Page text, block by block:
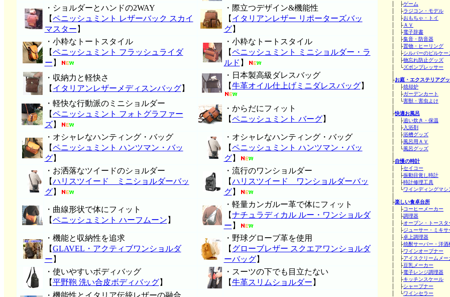
│ ├ゲーム
│ ├ラジコン・モデル
│ ├おもちゃ・トイ
│ ├ＡＶ
│ ├電子辞書
│ ├集音・防音器
│ ├置物・ヒーリング
│ ├シルバーのピルケー
│ ├物忘れ防止グッズ
│ └ズボンプレッサー
├お庭・エクステリアグ
│ ├焼却炉
│ ├ガーデンカート
│ └害獣・害虫よけ
├快適お風呂
│ ├追い炊き・保温
│ ├入浴剤
│ ├浴槽グッズ
│ ├風呂用ＡＶ
│ └風呂グッズ
├自慢の時計
│ ├セイコー
│ ├振動目覚し時計
│ ├時計修理工具
│ └ワインディングマシ
├楽しい食卓台所
│ ├コーヒーメーカー
│ ├調理器
│ ├オーブン・トースタ
│ ├ジューサー・ミキサ
│ ├卓上調理器
│ ├焼酎サーバー・洋酒
│ ├ワインオープナー
│ ├アイスクリームメー
│ ├豆乳メーカー
│ ├電子レンジ調理器
│ ├キッチンスケール
│ ├シャープナー
│ └ワインセラー
・ショルダーとハンドの2WAY
【ペニッシュミント レザーバック スカイ
マスター 】
・際立つデザイン&機能性
【 イタリアンレザー リポーターズバッ
グ】
・小粋なトートスタイル
【ペニッシュミント フラッシュライダ
ー 】
・小粋なトートスタイル
【ペニッシュミント ミニショルダー・ラ
ルド 】
・収納力と軽快さ
【 イタリアンレザーメディスンバッグ】
・日本製高級ダレスバッグ
【牛革オイル仕上げミニダレスバッグ】
・軽快な行動派のミニショルダー
【ペニッシュミント フォトグラファー
ズ】
・からだにフィット
【ペニッシュミント バーグ】
・オシャレなハンティング・バッグ
【ペニッシュミント ハンツマン・バッ
グ】
・オシャレなハンティング・バッグ
【ペニッシュミント ハンツマン・バッ
グ】
・お洒落なツイードのショルダー
【ハリスツイード ミニショルダーバッ
グ】
・流行のワンショルダー
【ハリスツイード ワンショルダーバッ
グ】
・曲線形状で体にフィット
【ペニッシュミント ハーフムーン 】
・軽量カンガルー革で体にフィット
【ナチュラディカル ルー・ワンショルダ
ー 】
・機能と収納性を追求
【GLAVEL・アクティブワンショルダ
ー 】
・野球グローブ革を使用
【 グローブレザー スクエアワンショルダ
ーバッグ】
・使いやすいボディバッグ
【平野鞄 洗い合皮ボディバッグ】
・スーツの下でも目立たない
【牛革スリムショルダー 】
・機能性とイタリア伝統レザーの融合